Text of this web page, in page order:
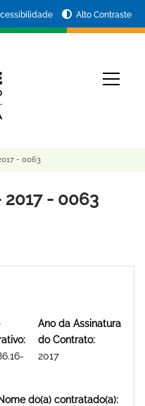
Alto Contraste
- 0063
2017 - 0063
Ano da Assinatura
do Contrato:
2017
do(a) contratado(a):